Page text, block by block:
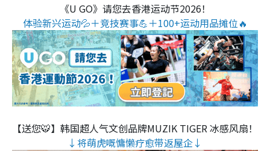
《U GO》请您去香港运动节2026！
体验新兴运动💦＋竞技赛事💪＋100+运动用品摊位🔥
【送您🐯】韩国超人气文创品牌MUZIK TIGER 冰感风扇！
↓将萌虎嘅慵懒疗愈带返屋企↓